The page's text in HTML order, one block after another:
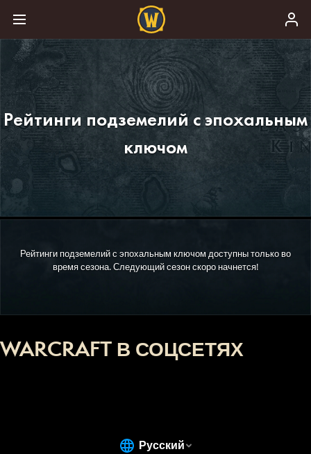
Рейтинги подземелий с эпохальным
ключом
Рейтинги подземелий с эпохальным ключом доступны только во
время сезона. Следующий сезон скоро начнется!
WARCRAFT В СОЦСЕТЯХ